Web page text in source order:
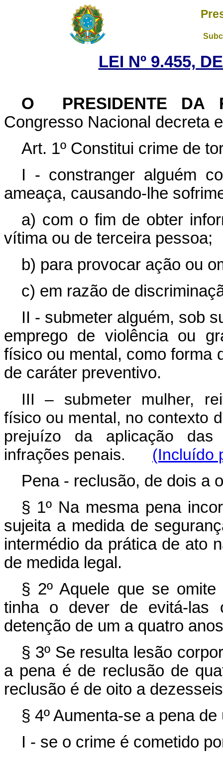
LEI Nº 9.455,
O PRESIDENTE DA
Congresso Nacional decreta
Art. 1º Constitui crime de
I - constranger alguém
ameaça, causando-lhe
a) com o fim de obter
vítima ou de terceira pessoa;
b) para provocar ação ou
c) em razão de
II - submeter alguém, sob
emprego de violência ou
físico ou mental, como forma
de caráter preventivo.
III – submeter mulher,
físico ou mental, no contexto
prejuízo da aplicação das
infrações penais. (Incluído
Pena - reclusão, de dois a
§ 1º Na mesma pena
sujeita a medida de
intermédio da prática de ato
de medida legal.
§ 2º Aquele que se
tinha o dever de evitá-las
detenção de um a quatro
§ 3º Se resulta lesão
a pena é de reclusão de
reclusão é de oito a
§ 4º Aumenta-se a pena
I - se o crime é cometido